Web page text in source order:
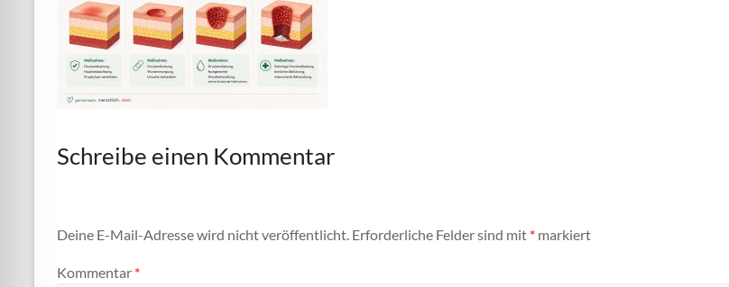
Schreibe einen Kommentar
Deine E-Mail-Adresse wird nicht veröffentlicht. Erforderliche Felder sind mit * markiert
Kommentar *